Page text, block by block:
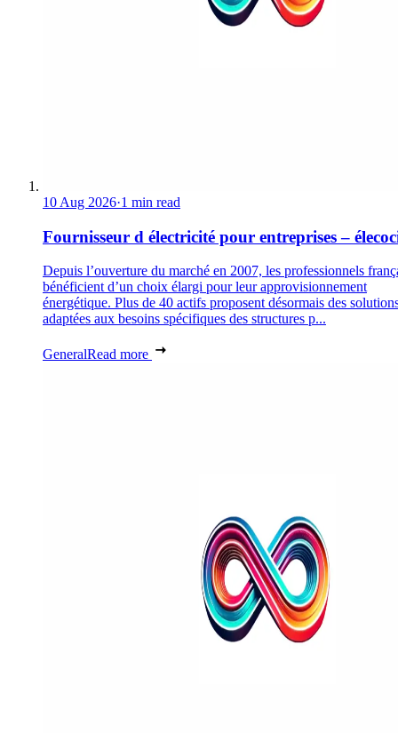
10 Aug 2026·1 min read
Fournisseur d électricité pour entreprises –
Depuis l’ouverture du marché en 2007, les professionnels
bénéficient d’un choix élargi pour leur approvisionnement
énergétique. Plus de 40 actifs proposent désormais des
adaptées aux besoins spécifiques des structures p...
GeneralRead more